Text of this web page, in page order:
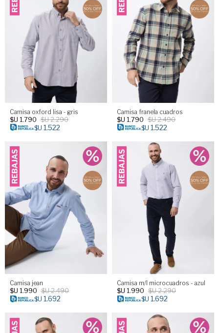
Camisa oxford lisa - gris
$U 1.790 $U2.290
$U 1.522
Camisa franela cuadros
$U 1.790 $U2.490
$U 1.522
Camisa jean
$U 1.990 $U2.490
$U 1.692
Camisa m/l microcuadros - azul
$U 1.990 $U2.290
$U 1.692